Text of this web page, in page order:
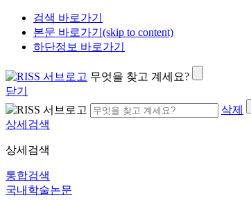
검색 바로가기
본문 바로가기(skip to content)
하단정보 바로가기
무엇을 찾고 계세요?
닫기
삭제
상세검색
상세검색
통합검색
국내학술논문